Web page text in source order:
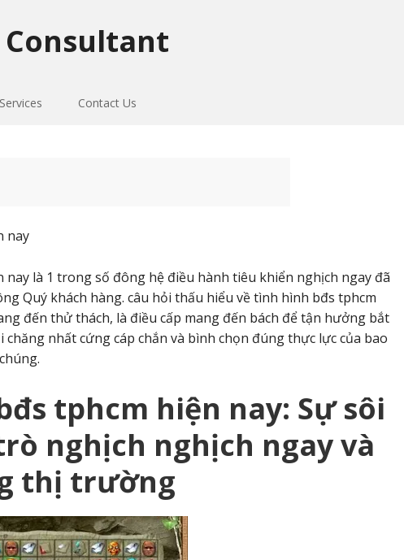
Consultant
Contact Us
nay
là 1 trong số đông hệ điều hành tiêu khiển nghịch ngay đã
Quý khách hàng. câu hỏi thấu hiểu về tình hình bđs tphcm
đến thử thách, là điều cấp mang đến bách để tận hưởng bắt
nhất cứng cáp chắn và bình chọn đúng thực lực của bao
tphcm hiện nay: Sự sôi
nghịch nghịch ngay và
thị trường